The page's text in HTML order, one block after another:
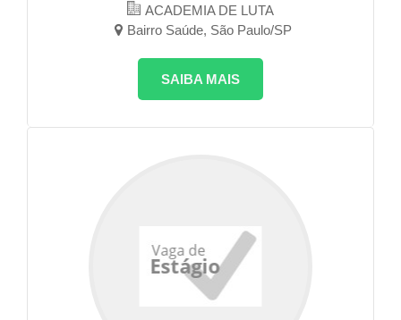
ACADEMIA DE LUTA
Bairro Saúde, São Paulo/SP
SAIBA MAIS